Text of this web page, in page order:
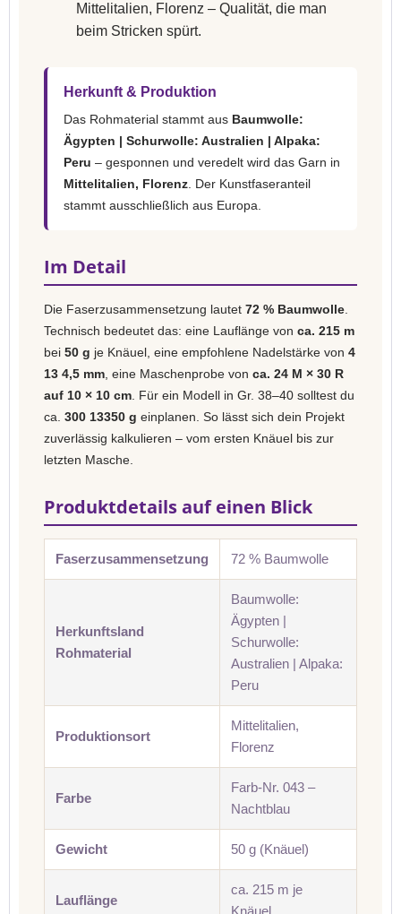
Mittelitalien, Florenz – Qualität, die man
beim Stricken spürt.
Herkunft & Produktion
Das Rohmaterial stammt aus Baumwolle:
Ägypten | Schurwolle: Australien | Alpaka:
Peru – gesponnen und veredelt wird das Garn in
Mittelitalien, Florenz . Der Kunstfaseranteil
stammt ausschließlich aus Europa.
Im Detail
Die Faserzusammensetzung lautet 72 % Baumwolle
Technisch bedeutet das: eine Lauflänge von ca. 215 m
bei 50 g je Knäuel, eine empfohlene Nadelstärke von 4
13 4,5 mm , eine Maschenprobe von ca. 24 M × 30 R
auf 10 × 10 cm . Für ein Modell in Gr. 38–40 solltest du
ca. 300 13350 g einplanen. So lässt sich dein Projekt
zuverlässig kalkulieren – vom ersten Knäuel bis zur
letzten Masche.
Produktdetails auf einen Blick
Faserzusammensetzung 72 % Baumwolle
Herkunftsland
Rohmaterial
Baumwolle:
Ägypten |
Schurwolle:
Australien | Alpaka:
Peru
Produktionsort
Mittelitalien,
Florenz
Farbe
Farb-Nr. 043 –
Nachtblau
Gewicht 50 g (Knäuel)
Lauflänge
ca. 215 m je
Knäuel